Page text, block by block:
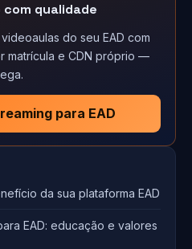
qualidade
do seu EAD com
matrícula e CDN próprio —
para EAD
da sua plataforma EAD
EAD: educação e valores